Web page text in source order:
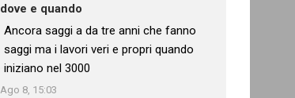
dove e quando
: “
Ancora saggi a da tre anni che fanno
saggi ma i lavori veri e propri quando
iniziano nel 3000
Ago 8, 15:03